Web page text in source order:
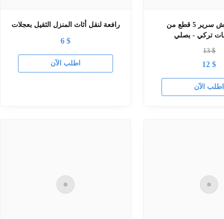
رافعة لنقل أثاث المنزل الثقيل بعجلات
6 $
اطلب الآن
طقم مفرش سرير 5 قطع من
تركي - بصلي
13$
12 $
اطلب الآن